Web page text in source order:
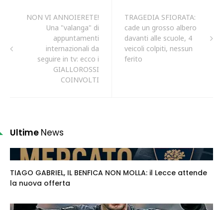
NON VI ANNOIERETE!
Una "valanga" di
appuntamenti
internazionali da
seguire in tv: ecco i
GIALLOROSSI
COINVOLTI
TRAGEDIA SFIORATA:
cade un grosso albero
davanti alle scuole, 4
veicoli colpiti, nessun
ferito
Ultime News
TIAGO GABRIEL, IL BENFICA NON MOLLA: il Lecce attende
la nuova offerta